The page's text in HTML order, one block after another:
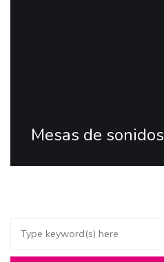
Mesas de sonidos